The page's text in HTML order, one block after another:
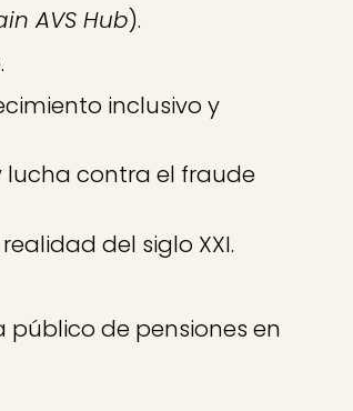
AVS Hub).
inclusivo y
lucha contra el fraude
del siglo XXI.
de pensiones en